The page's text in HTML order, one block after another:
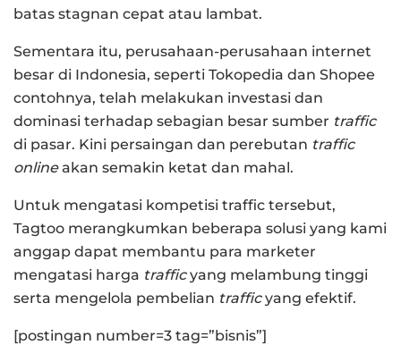
batas stagnan cepat atau lambat.
Sementara itu, perusahaan-perusahaan internet
besar di Indonesia, seperti Tokopedia dan Shopee
contohnya, telah melakukan investasi dan
dominasi terhadap sebagian besar sumber traffic
di pasar. Kini persaingan dan perebutan traffic
onlineakan semakin ketat dan mahal.
Untuk mengatasi kompetisi traffic tersebut,
Tagtoo merangkumkan beberapa solusi yang kami
anggap dapat membantu para marketer
mengatasi harga trafficyang melambung tinggi
serta mengelola pembelian trafficyang efektif.
[postingan number=3 tag=”bisnis”]